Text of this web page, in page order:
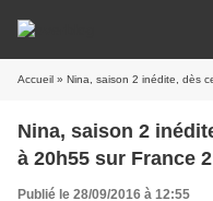
Accueil » Nina, saison 2 inédite, dès
Nina, saison 2
à 20h55 sur France 2
Publié le 28/09/2016 à 12:55